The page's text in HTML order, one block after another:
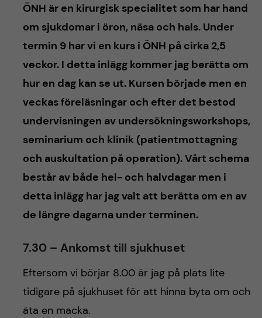
ÖNH är en kirurgisk specialitet som har hand
om sjukdomar i öron, näsa och hals. Under
termin 9 har vi en kurs i ÖNH på cirka 2,5
veckor. I detta inlägg kommer jag berätta om
hur en dag kan se ut. Kursen började men en
veckas föreläsningar och efter det bestod
undervisningen av undersökningsworkshops,
seminarium och klinik (patientmottagning
och auskultation på operation). Vårt schema
består av både hel- och halvdagar men i
detta inlägg har jag valt att berätta om en av
de längre dagarna under terminen.
7.30 – Ankomst till sjukhuset
Eftersom vi börjar 8.00 är jag på plats lite
tidigare på sjukhuset för att hinna byta om och
äta en macka.